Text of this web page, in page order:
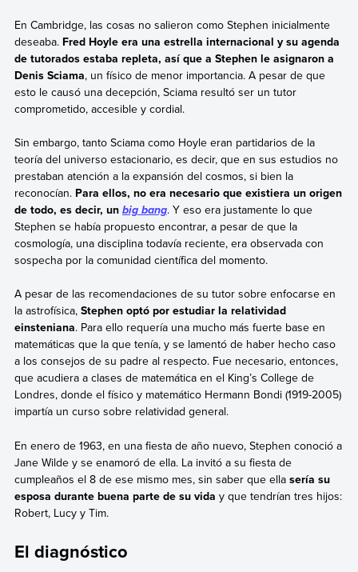
En Cambridge, las cosas no salieron como Stephen inicialmente
deseaba. Fred Hoyle era una estrella internacional y su agenda
de tutorados estaba repleta, así que a Stephen le asignaron a
Denis Sciama, un físico de menor importancia. A pesar de que
esto le causó una decepción, Sciama resultó ser un tutor
comprometido, accesible y cordial.
Sin embargo, tanto Sciama como Hoyle eran partidarios de la
teoría del universo estacionario, es decir, que en sus estudios no
prestaban atención a la expansión del cosmos, si bien la
reconocían. Para ellos, no era necesario que existiera un origen
de todo, es decir, un big bang. Y eso era justamente lo que
Stephen se había propuesto encontrar, a pesar de que la
cosmología, una disciplina todavía reciente, era observada con
sospecha por la comunidad científica del momento.
A pesar de las recomendaciones de su tutor sobre enfocarse en
la astrofísica, Stephen optó por estudiar la relatividad
einsteniana. Para ello requería una mucho más fuerte base en
matemáticas que la que tenía, y se lamentó de haber hecho caso
a los consejos de su padre al respecto. Fue necesario, entonces,
que acudiera a clases de matemática en el King’s College de
Londres, donde el físico y matemático Hermann Bondi (1919-2005)
impartía un curso sobre relatividad general.
En enero de 1963, en una fiesta de año nuevo, Stephen conoció a
Jane Wilde y se enamoró de ella. La invitó a su fiesta de
cumpleaños el 8 de ese mismo mes, sin saber que ella sería su
esposa durante buena parte de su vida y que tendrían tres hijos:
Robert, Lucy y Tim.
El diagnóstico